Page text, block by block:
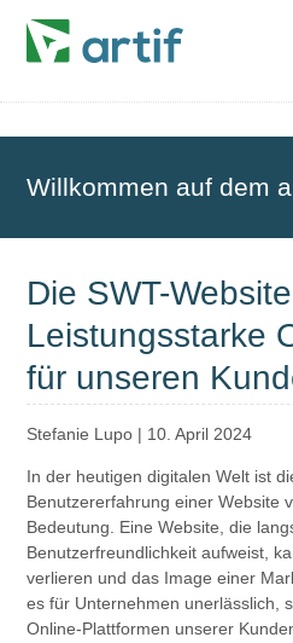
Willkommen auf dem
Die SWT-
Leistungsstarke
für unseren
Stefanie Lupo | 10. April 2024
In der heutigen digitalen Welt ist
Benutzererfahrung einer Website
Bedeutung. Eine Website, die
Benutzerfreundlichkeit aufweist,
verlieren und das Image einer
es für Unternehmen unerlässlich,
Online-Plattformen unserer